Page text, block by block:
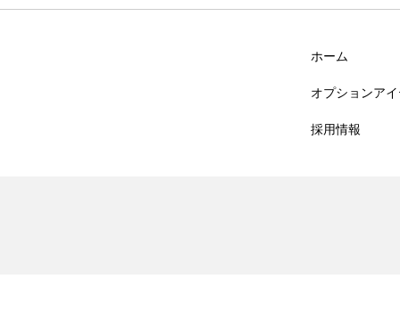
ホーム
オプションア
採用情報